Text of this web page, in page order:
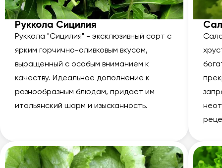
Руккола Сицилия
Руккола "Сицилия" - эксклюзивный сорт с
ярким горчично-оливковым вкусом,
выращенный с особым вниманием к
качеству. Идеальное дополнение к
разнообразным блюдам, придает им
итальянский шарм и изысканность.